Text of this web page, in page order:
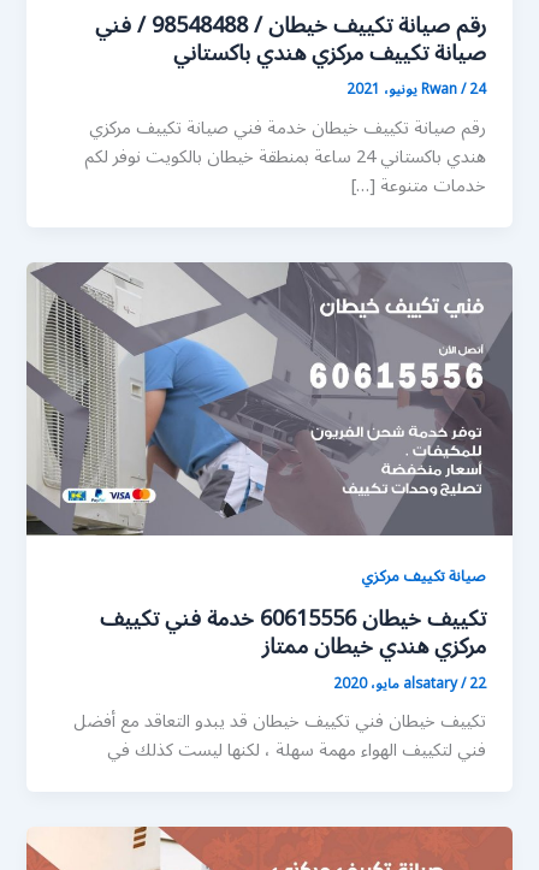
رقم صيانة تكييف خيطان / 98548488 / فني
صيانة تكييف مركزي هندي باكستاني
Rwan/24 يونيو، 2021
رقم صيانة تكييف خيطان خدمة فني صيانة تكييف مركزي
هندي باكستاني 24 ساعة بمنطقة خيطان بالكويت نوفر لكم
خدمات متنوعة […]
صيانة تكييف مركزي
تكييف خيطان 60615556 خدمة فني تكييف
مركزي هندي خيطان ممتاز
alsatary/22 مايو، 2020
تكييف خيطان فني تكييف خيطان قد يبدو التعاقد مع أفضل
فني لتكييف الهواء مهمة سهلة ، لكنها ليست كذلك في